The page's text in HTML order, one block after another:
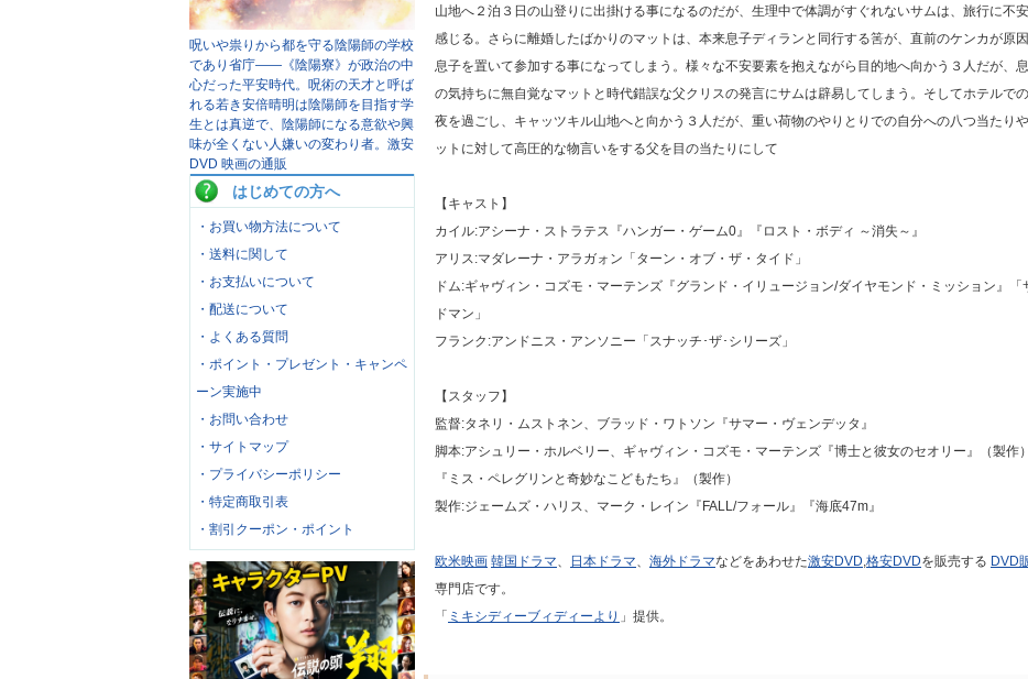
呪いや祟りから都を守る陰陽師の学校
であり省庁――《陰陽寮》が政治の中
心だった平安時代。呪術の天才と呼ば
れる若き安倍晴明は陰陽師を目指す学
生とは真逆で、陰陽師になる意欲や興
味が全くない人嫌いの変わり者。 激安
DVD 映画の通販
はじめての方へ
・お買い物方法について
・送料に関して
・お支払いについて
・配送について
・よくある質問
・ポイント・プレゼント・キャンペ
ーン実施中
・お問い合わせ
・サイトマップ
・プライバシーポリシー
・特定商取引表
・割引クーポン・ポイント
山地へ２泊３日の山登りに出掛ける事になるのだが、生理中で体調がすぐれないサムは、旅行に不
感じる。さらに離婚したばかりのマットは、本来息子ディランと同行する筈が、直前のケンカが原
息子を置いて参加する事になってしまう。様々な不安要素を抱えながら目的地へ向かう３人だが、
の気持ちに無自覚なマットと時代錯誤な父クリスの発言にサムは辟易してしまう。そしてホテルで
夜を過ごし、キャッツキル山地へと向かう３人だが、重い荷物のやりとりでの自分への八つ当たり
ットに対して高圧的な物言いをする父を目の当たりにして
【キャスト】
カイル:アシーナ・ストラテス『ハンガー・ゲーム0』『ロスト・ボディ ～消失～』
アリス:マダレーナ・アラガォン「ターン・オブ・ザ・タイド」
ドム:ギャヴィン・コズモ・マーテンズ『グランド・イリュージョン/ダイヤモンド・ミッション』「
ドマン」
フランク:アンドニス・アンソニー「スナッチ･ザ･シリーズ」
【スタッフ】
監督:タネリ・ムストネン、ブラッド・ワトソン『サマー・ヴェンデッタ』
脚本:アシュリー・ホルベリー、ギャヴィン・コズモ・マーテンズ『博士と彼女のセオリー』（製作）
『ミス・ペレグリンと奇妙なこどもたち』（製作）
製作:ジェームズ・ハリス、マーク・レイン『FALL/フォール』『海底47m』
欧米映画 韓国ドラマ、 日本ドラマ、 海外ドラマなどをあわせた激安DVD,格安DVDを販売する DVD
専門店です。
「 ミキシディーブィディーより 」提供。